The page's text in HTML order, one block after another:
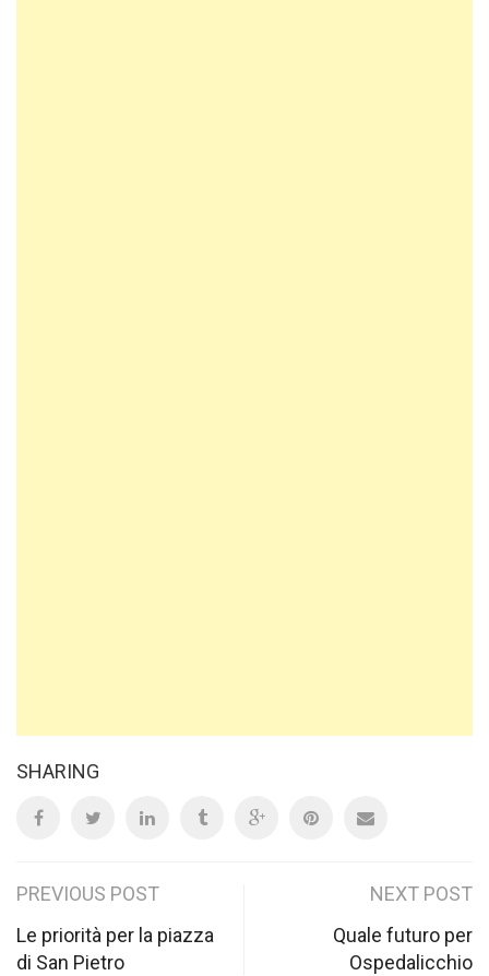
SHARING
Post
navigation
PREVIOUS POST
Le priorità per la piazza
di San Pietro
NEXT POST
Quale futuro per
Ospedalicchio